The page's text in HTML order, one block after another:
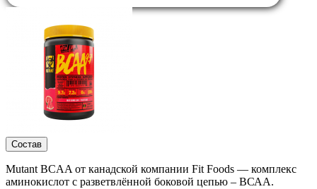
Состав
Mutant BCAA от канадской компании Fit Foods — комплекс
аминокислот с разветвлённой боковой цепью – ВСАА.